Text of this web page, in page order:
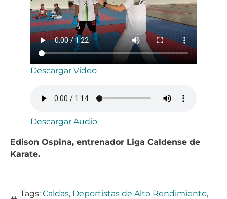
Descargar Video
Descargar Audio
Edison Ospina, entrenador Liga Caldense de
Karate.
Tags: Caldas, Deportistas de Alto Rendimiento,